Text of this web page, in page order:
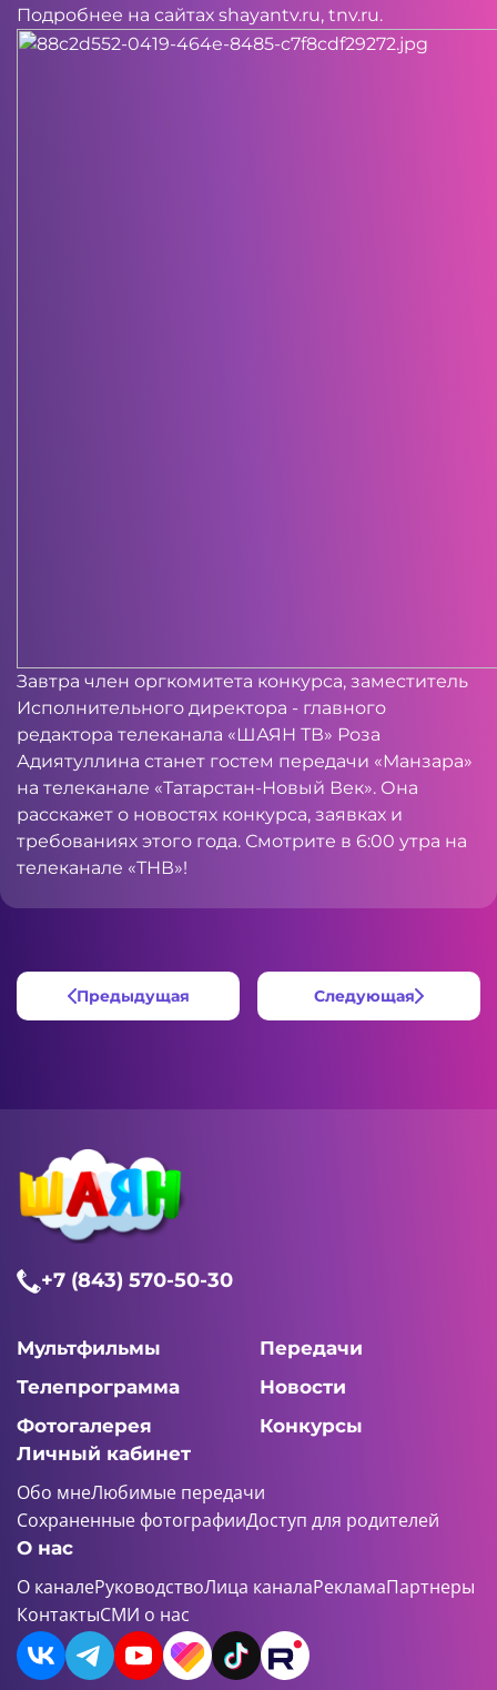
Подробнее на сайтах shayantv.ru, tnv.ru.
Завтра член оргкомитета конкурса, заместитель
Исполнительного директора - главного
редактора телеканала «ШАЯН ТВ» Роза
Адиятуллина станет гостем передачи «Манзара»
на телеканале «Татарстан-Новый Век». Она
расскажет о новостях конкурса, заявках и
требованиях этого года. Смотрите в 6:00 утра на
телеканале «ТНВ»!
Предыдущая Следующая
+7 (843) 570-50-30
Мультфильмы
Передачи
Телепрограмма
Новости
Фотогалерея
Конкурсы
Личный кабинет
Обо мнеЛюбимые передачи
Сохраненные фотографииДоступ для родителей
О нас
О каналеРуководствоЛица каналаРекламаПартнеры
КонтактыСМИ о нас